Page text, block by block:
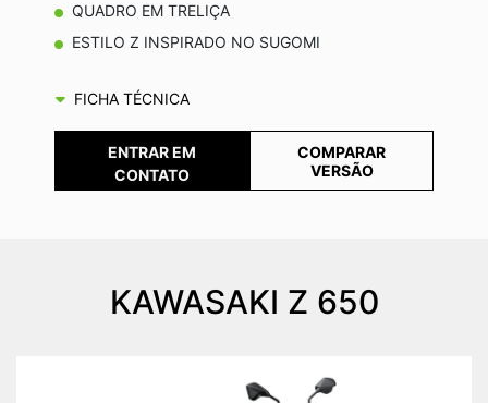
QUADRO EM TRELIÇA
ESTILO Z INSPIRADO NO SUGOMI
FICHA TÉCNICA
ENTRAR EM
CONTATO
COMPARAR
VERSÃO
KAWASAKI Z 650